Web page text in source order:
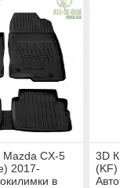
CX-5
2017-
в
3D